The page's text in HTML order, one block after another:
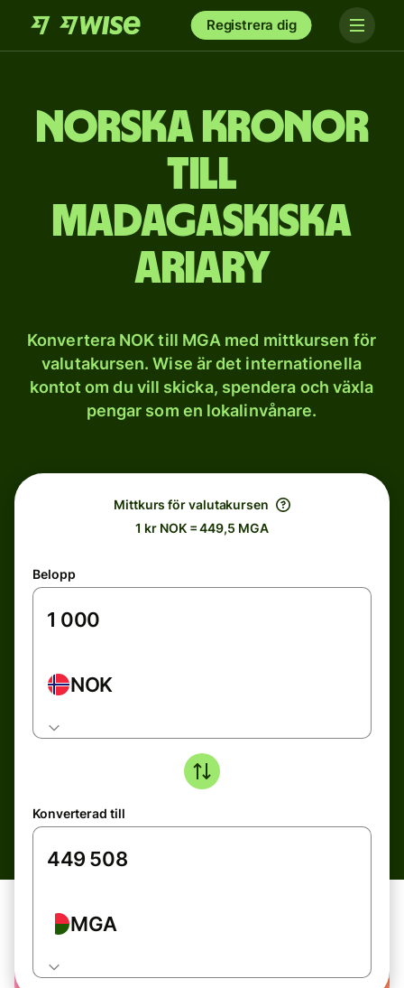
Registrera dig
Norska kronor
till
madagaskiska
ariary
Konvertera NOK till MGA med mittkursen för
valutakursen. Wise är det internationella
kontot om du vill skicka, spendera och växla
pengar som en lokalinvånare.
Mittkurs för valutakursen
1 kr NOK = 449,5 MGA
Belopp
NOK
Konverterad till
MGA